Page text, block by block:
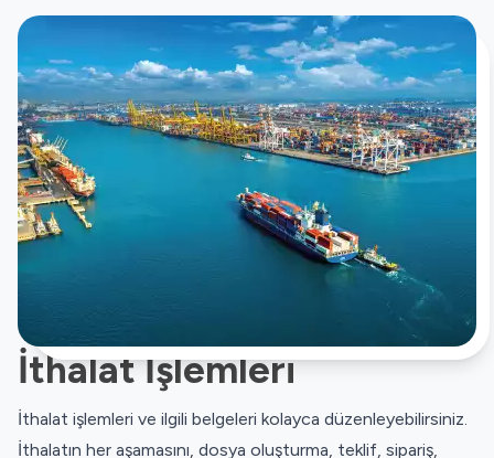
İthalat İşlemleri
İthalat işlemleri ve ilgili belgeleri kolayca düzenleyebilirsiniz.
İthalatın her aşamasını, dosya oluşturma, teklif, sipariş,